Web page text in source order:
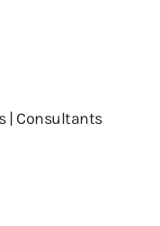
| Consultants